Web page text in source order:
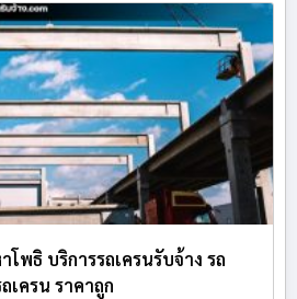
โพธิ บริการรถเครนรับจ้าง รถ
เครน ราคาถูก